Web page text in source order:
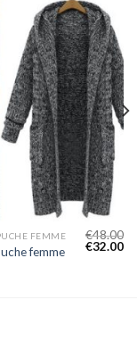
FEMME
femme
€48.00
€32.00